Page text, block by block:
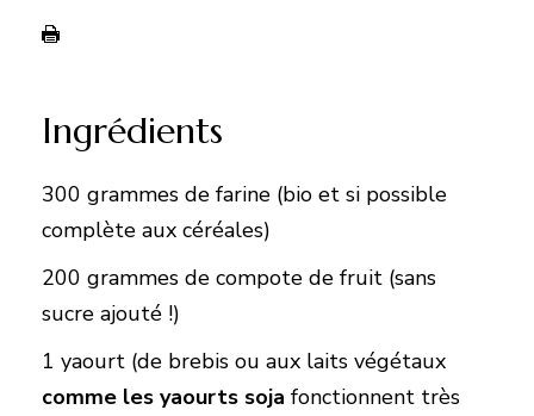
Ingrédients
300 grammes de farine (bio et si possible
complète aux céréales)
200 grammes de compote de fruit (sans
sucre ajouté !)
1 yaourt (de brebis ou aux laits végétaux
comme les yaourts soja fonctionnent très